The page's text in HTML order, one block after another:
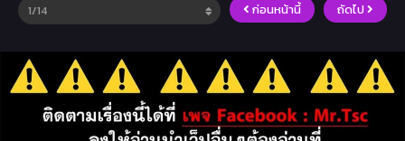
ก่อนหน้านี้ ถัดไป